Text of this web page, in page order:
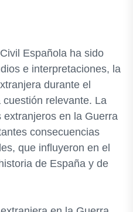
Española ha sido
e interpretaciones, la
durante el
relevante. La
en la Guerra
consecuencias
que influyeron en el
de España y de